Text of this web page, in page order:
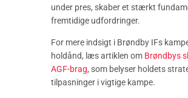
under pres, skaber et stærkt
fremtidige udfordringer.
For mere indsigt i Brøndby IFs
holdånd, læs artiklen om Brøndbys
AGF-brag, som belyser holdets
tilpasninger i vigtige kampe.